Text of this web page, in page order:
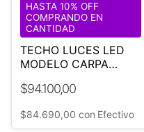
TECHO LUCES LED
MODELO CARPA
CALIDAS
$94.100,00
HASTA 10% OFF
COMPRANDO EN
CANTIDAD
$84.690,00 con Efectivo